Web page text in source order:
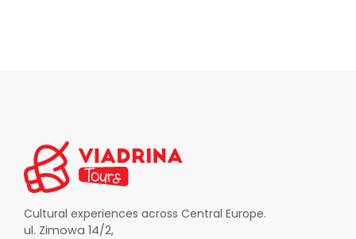
Cultural experiences across Central Europe.
ul. Zimowa 14/2,